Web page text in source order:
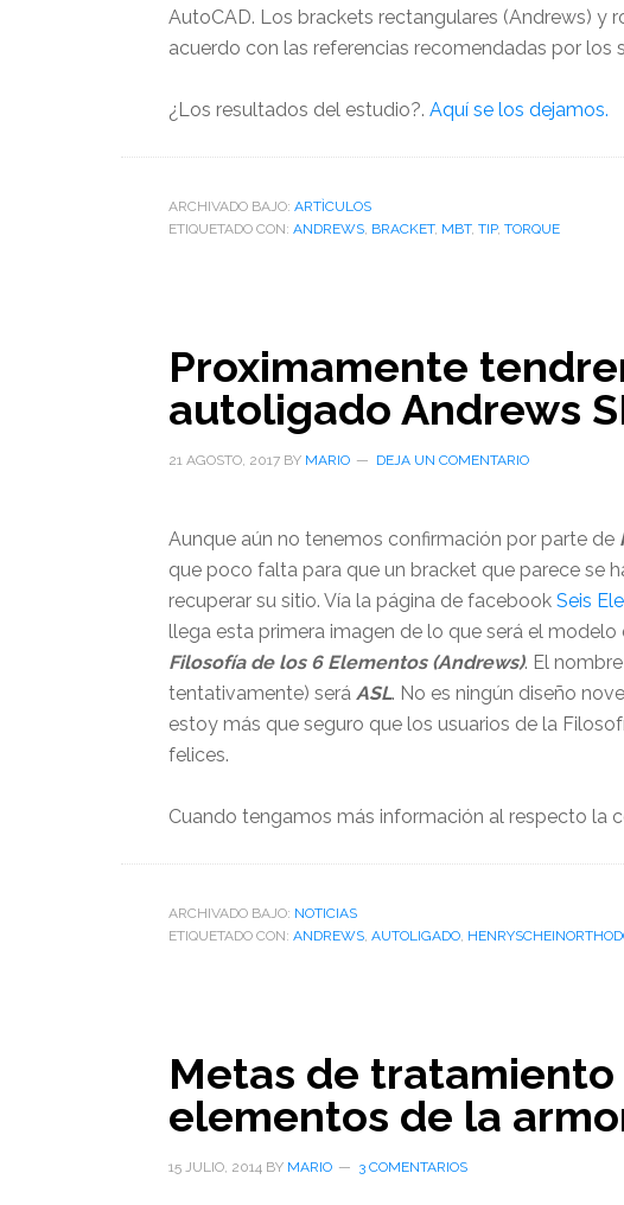
AutoCAD. Los brackets rectangulares (Andrews) y
acuerdo con las referencias recomendadas por los
¿Los resultados del estudio?. Aquí se los dejamos.
ARCHIVADO BAJO: ARTÌCULOS
ETIQUETADO CON: ANDREWS, BRACKET, MBT, TIP, TORQUE
Proximamente
autoligado Andrews
21 AGOSTO, 2017 BY MARIO DEJA UN COMENTARIO
Aunque aún no tenemos confirmación por parte de
que poco falta para que un bracket que parece se
recuperar su sitio. Vía la página de facebook Seis
llega esta primera imagen de lo que será el
Filosofía de los 6 Elementos (Andrews). El
tentativamente) será ASL. No es ningún diseño
estoy más que seguro que los usuarios de la
felices.
Cuando tengamos más información al respecto la
ARCHIVADO BAJO: NOTICIAS
ETIQUETADO CON: ANDREWS, AUTOLIGADO,
Metas de tratamiento
elementos de la
15 JULIO, 2014 BY MARIO 3 COMENTARIOS